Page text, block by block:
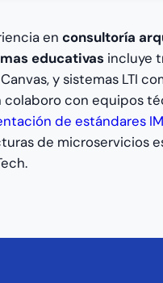
en consultoría
educativas incluye
y sistemas LTI
colaboro con equipos
de estándares
de microservicios